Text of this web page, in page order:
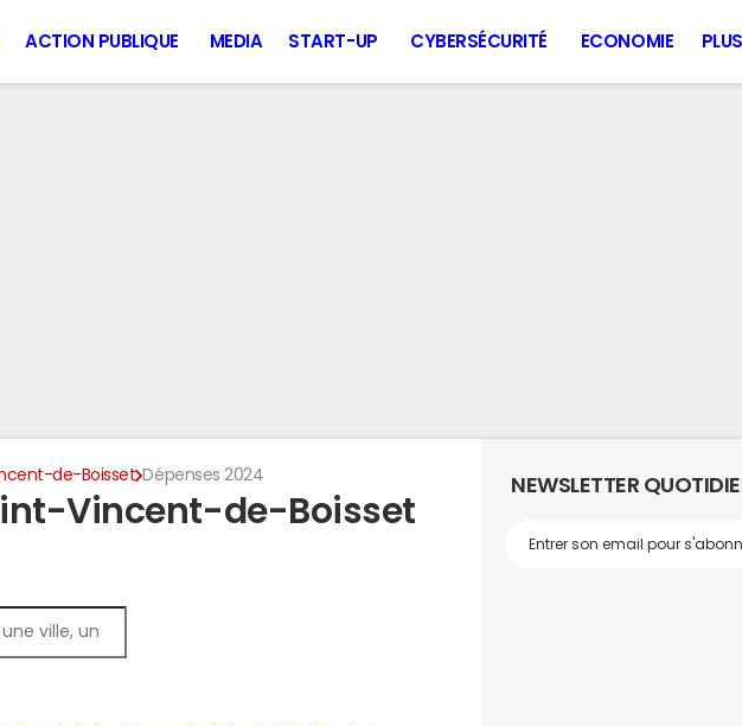
ACTION PUBLIQUE MEDIA START-UP CYBERSÉCURITÉ ECONOMIE
de-Boisset Dépenses 2024
Vincent-de-Boisset
NEWSLETTER